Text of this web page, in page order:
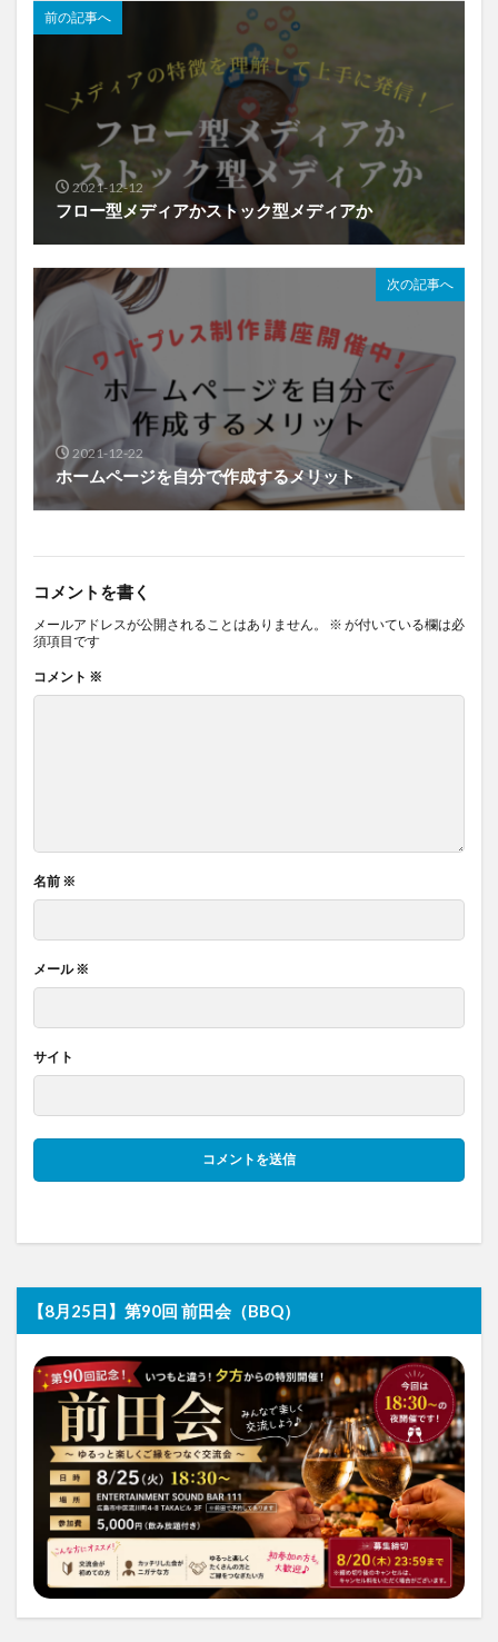
前の記事へ
2021-12-12
フロー型メディアかストック型メディアか
次の記事へ
2021-12-22
ホームページを自分で作成するメリット
コメントを書く
メールアドレスが公開されることはありません。 ※ が付いている欄は必
須項目です
コメント ※
名前 ※
メール※
サイト
【8月25日】第90回 前田会（BBQ）